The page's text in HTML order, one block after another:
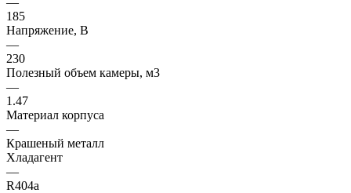
185
Напряжение, В
—
230
Полезный объем камеры, м3
—
1.47
Материал корпуса
—
Крашеный металл
Хладагент
—
R404а